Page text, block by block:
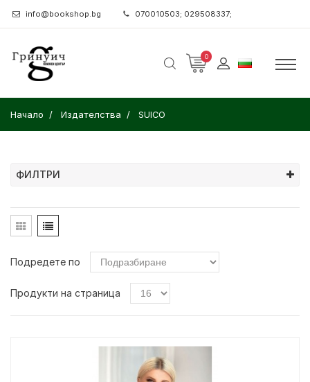
info@bookshop.bg 070010503; 029508337;
0
Начало Издателства SUICO
ФИЛТРИ
Подредете по
Продукти на страница